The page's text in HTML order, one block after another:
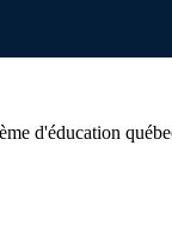
d'éducation